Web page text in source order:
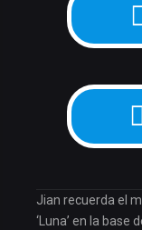
Jian recuerda el
‘Luna’ en la base